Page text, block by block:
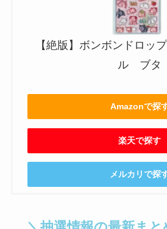
【絶版】ボンボンドロッ
ル ブタ
Amazonで探
楽天で探す
メルカリで探